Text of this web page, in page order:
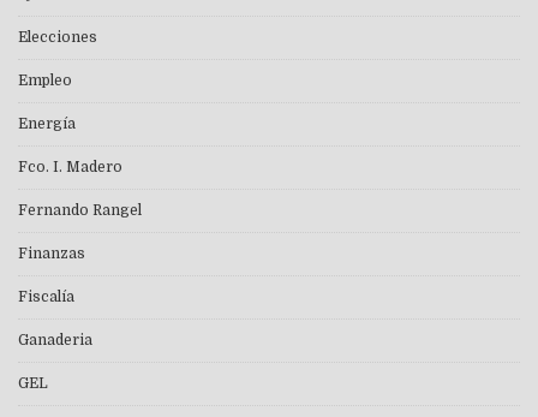
Elecciones
Empleo
Energía
Fco. I. Madero
Fernando Rangel
Finanzas
Fiscalía
Ganaderia
GEL